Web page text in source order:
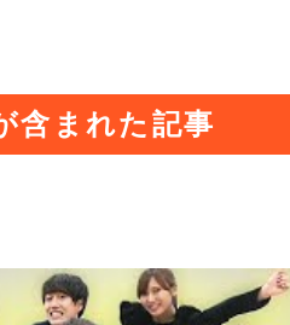
含まれた記事